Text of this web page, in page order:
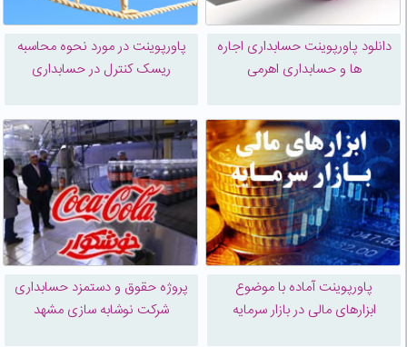
دانلود پاورپوینت حسابداری اجاره
ها و حسابداری اهرمی
پاورپوینت در مورد نحوه محاسبه
ریسک کنترل در حسابداری
پاورپوینت آماده با موضوع
ابزارهای مالی در بازار سرمایه
پروژه حقوق و دستمزد حسابداری
شرکت نوشابه سازی مشهد